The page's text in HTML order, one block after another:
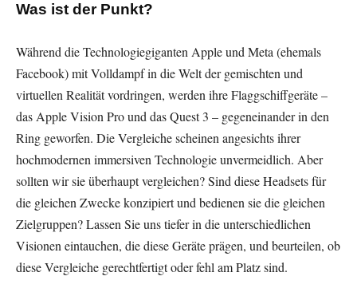
Was ist der Punkt?
Während die Technologiegiganten Apple und Meta (ehemals
Facebook) mit Volldampf in die Welt der gemischten und
virtuellen Realität vordringen, werden ihre Flaggschiffgeräte –
das Apple Vision Pro und das Quest 3 – gegeneinander in den
Ring geworfen. Die Vergleiche scheinen angesichts ihrer
hochmodernen immersiven Technologie unvermeidlich. Aber
sollten wir sie überhaupt vergleichen? Sind diese Headsets für
die gleichen Zwecke konzipiert und bedienen sie die gleichen
Zielgruppen? Lassen Sie uns tiefer in die unterschiedlichen
Visionen eintauchen, die diese Geräte prägen, und beurteilen, ob
diese Vergleiche gerechtfertigt oder fehl am Platz sind.